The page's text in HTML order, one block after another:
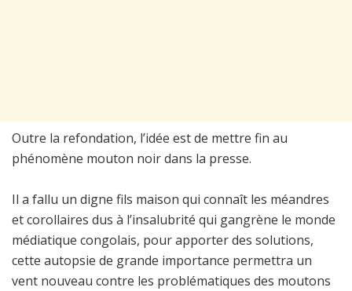
Outre la refondation, l’idée est de mettre fin au
phénomène mouton noir dans la presse.
Il a fallu un digne fils maison qui connaît les méandres
et corollaires dus à l’insalubrité qui gangrène le monde
médiatique congolais, pour apporter des solutions,
cette autopsie de grande importance permettra un
vent nouveau contre les problématiques des moutons